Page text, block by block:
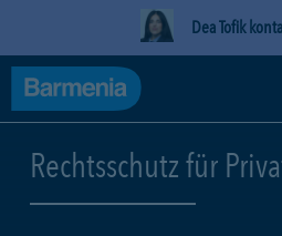
Dea Tofik
Rechtsschutz für